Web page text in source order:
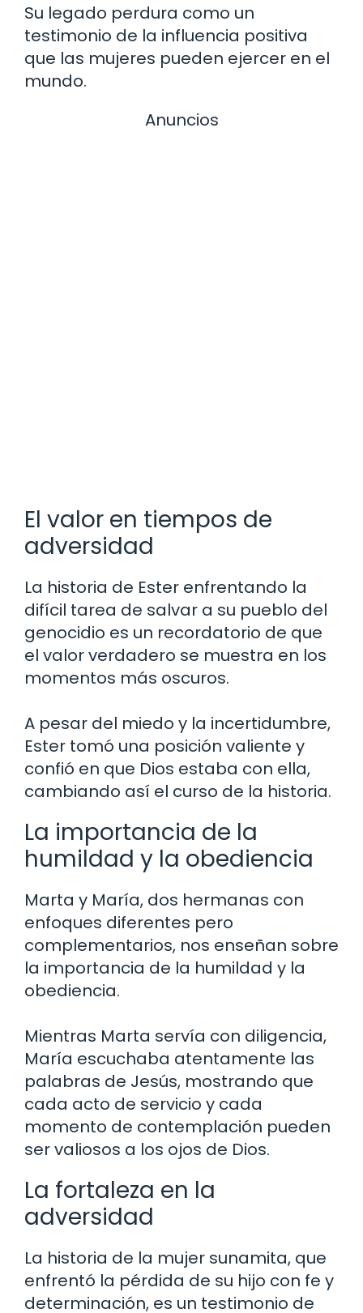
Su legado perdura como un
testimonio de la influencia positiva
que las mujeres pueden ejercer en el
mundo.
Anuncios
El valor en tiempos de
adversidad
La historia de Ester enfrentando la
difícil tarea de salvar a su pueblo del
genocidio es un recordatorio de que
el valor verdadero se muestra en los
momentos más oscuros.
A pesar del miedo y la incertidumbre,
Ester tomó una posición valiente y
confió en que Dios estaba con ella,
cambiando así el curso de la historia.
La importancia de la
humildad y la obediencia
Marta y María, dos hermanas con
enfoques diferentes pero
complementarios, nos enseñan sobre
la importancia de la humildad y la
obediencia.
Mientras Marta servía con diligencia,
María escuchaba atentamente las
palabras de Jesús, mostrando que
cada acto de servicio y cada
momento de contemplación pueden
ser valiosos a los ojos de Dios.
La fortaleza en la
adversidad
La historia de la mujer sunamita, que
enfrentó la pérdida de su hijo con fe y
determinación, es un testimonio de